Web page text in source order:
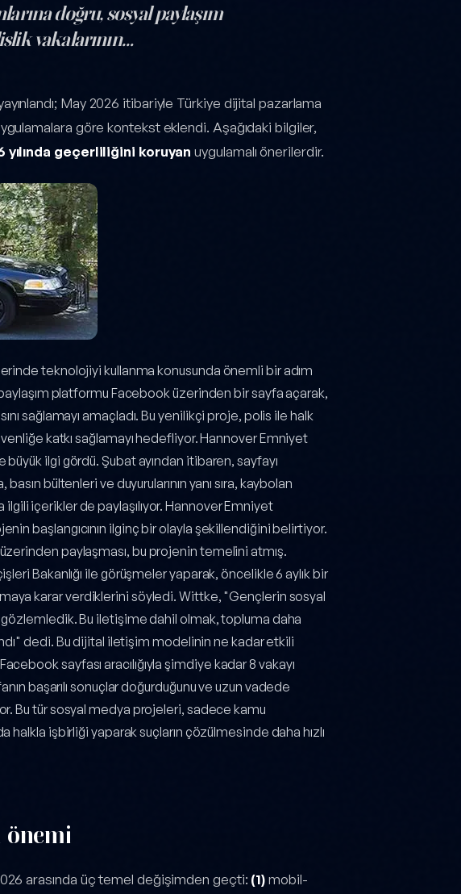
doğru, sosyal paylaşım
vakalarının…
yayınlandı; May 2026 itibariyle Türkiye dijital pazarlama
göre kontekst eklendi. Aşağıdaki bilgiler,
yılında geçerliliğini koruyan uygulamalı önerilerdir.
teknolojiyi kullanma konusunda önemli bir adım
platformu Facebook üzerinden bir sayfa açarak,
sağlamayı amaçladı. Bu yenilikçi proje, polis ile halk
katkı sağlamayı hedefliyor. Hannover Emniyet
büyük ilgi gördü. Şubat ayından itibaren, sayfayı
bültenleri ve duyurularının yanı sıra, kaybolan
içerikler de paylaşılıyor. Hannover Emniyet
başlangıcının ilginç bir olayla şekillendiğini belirtiyor.
üzerinden paylaşması, bu projenin temelini atmış.
Bakanlığı ile görüşmeler yaparak, öncelikle 6 aylık bir
karar verdiklerini söyledi. Wittke, "Gençlerin sosyal
Bu iletişime dahil olmak, topluma daha
dedi. Bu dijital iletişim modelinin ne kadar etkili
sayfası aracılığıyla şimdiye kadar 8 vakayı
başarılı sonuçlar doğurduğunu ve uzun vadede
Bu tür sosyal medya projeleri, sadece kamu
halkla işbirliği yaparak suçların çözülmesinde daha hızlı
önemi
arasında üç temel değişimden geçti: (1)mobil-